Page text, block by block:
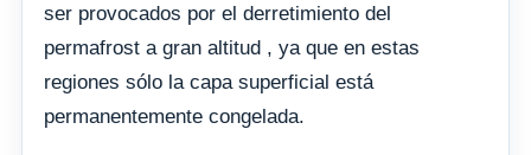
ser provocados por el derretimiento del
permafrost a gran altitud , ya que en estas
regiones sólo la capa superficial está
permanentemente congelada.